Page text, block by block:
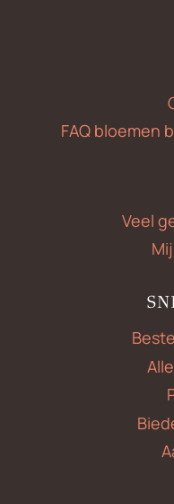
FAQ bloemen
Veel